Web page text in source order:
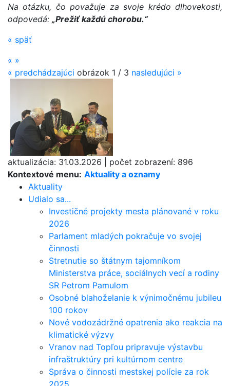
Kontextové menu: Aktuality a oznamy
Aktuality
Udialo sa...
Investičné projekty mesta plánované v roku
2026
Parlament mladých pokračuje vo svojej
činnosti
Stretnutie so štátnym tajomníkom
Ministerstva práce, sociálnych vecí a rodiny
SR Petrom Pamulom
Osobné blahoželanie k výnimočnému jubileu
100 rokov
Nové vodozádržné opatrenia ako reakcia na
klimatické výzvy
Vranov nad Topľou pripravuje výstavbu
infraštruktúry pri kultúrnom centre
Správa o činnosti mestskej polície za rok
2025
Na otázku, čo považuje za svoje krédo dlhovekosti,
odpovedá: „Prežiť každú chorobu.“
« späť
« »
« predchádzajúci obrázok 1 / 3 nasledujúci »
aktualizácia: 31.03.2026 počet zobrazení: 896